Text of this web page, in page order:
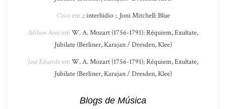
Ciscoem .: interlúdio :. Joni Mitchell: Blue
Adilson Assisem W. A. Mozart (1756-1791): Réquiem, Exultate,
Jubilate (Berliner, Karajan / Dresden, Klee)
José Eduardoem W. A. Mozart (1756-1791): Réquiem, Exultate,
Jubilate (Berliner, Karajan / Dresden, Klee)
Blogs de Música